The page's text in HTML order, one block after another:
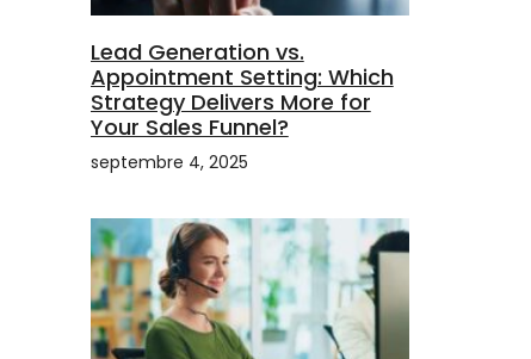
Lead Generation vs.
Appointment Setting: Which
Strategy Delivers More for
Your Sales Funnel?
septembre 4, 2025